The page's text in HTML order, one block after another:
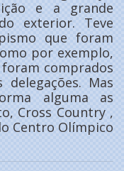
e a grande
exterior. Teve
que foram
por exemplo,
comprados
Mas
alguma as
Cross Country ,
Centro Olímpico